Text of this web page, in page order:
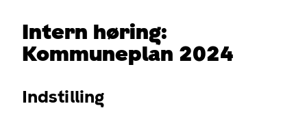
Intern høring:
Kommuneplan 2024
Indstilling